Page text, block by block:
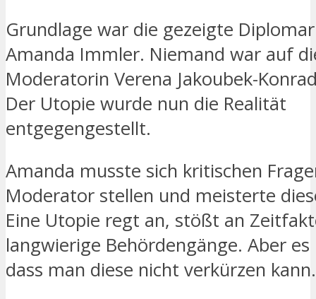
Grundlage war die gezeigte
Amanda Immler. Niemand war auf
Moderatorin Verena Jakoubek-
Der Utopie wurde nun die Realität
entgegengestellt.
Amanda musste sich kritischen
Moderator stellen und meisterte
Eine Utopie regt an, stößt an
langwierige Behördengänge. Aber
dass man diese nicht verkürzen kann.